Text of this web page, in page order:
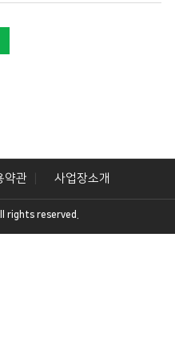
약관 사업장소개
rights reserved.